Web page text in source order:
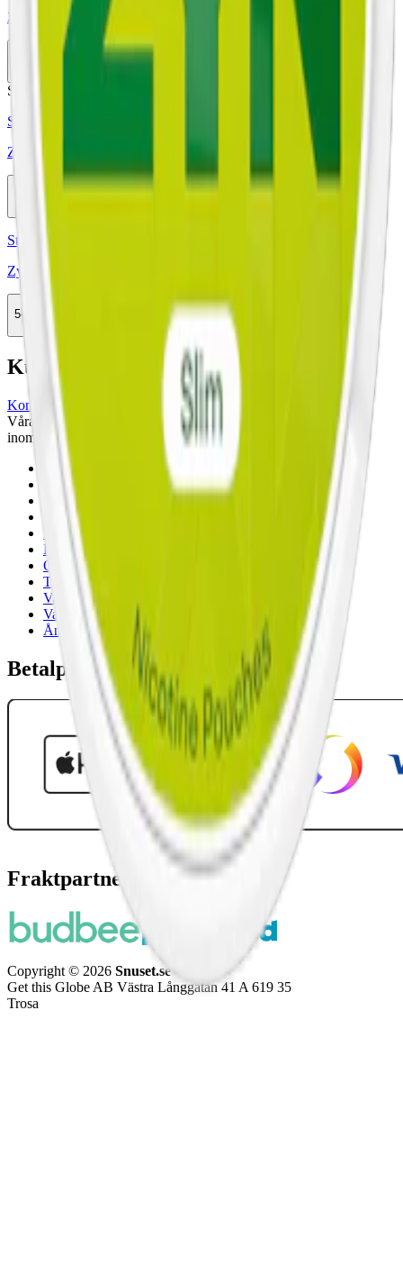
Zyn Red Berry Fizz Slim 2
Stark
Styrka Stark · Slim
Zyn Red Berry Fizz Slim 4
Styrka Normal · Slim
Zyn Citrus Slim 3
5-pack
142,90 kr
Kundservice
Kontakta oss
Våra öppettider är: Alla dagar 08:00 - 18:00 Vi svarar vanligtvis
inom 24 timmar på vardagar.
18-årsgräns
Cookiepolicy
Frakt- och leveransvillkor
Integritetspolicy
Köpvillkor
Mitt konto
Om Snuset.se
Tillgänglighetsredogörelse
Vanliga frågor
Varumärken
Ånger
Betalpartner
Fraktpartners
Copyright © 2026 Snuset.se
Get this Globe AB Västra Långgatan 41 A 619 35
Trosa